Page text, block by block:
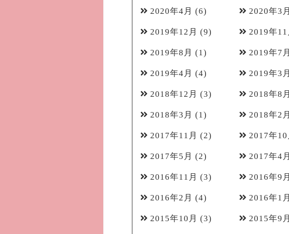
2020年4月 (6) 2020年3月
2019年12月 (9) 2019年11
2019年8月 (1) 2019年7月
2019年4月 (4) 2019年3月
2018年12月 (3) 2018年8月
2018年3月 (1) 2018年2月
2017年11月 (2) 2017年10
2017年5月 (2) 2017年4月
2016年11月 (3) 2016年9月
2016年2月 (4) 2016年1月
2015年10月 (3) 2015年9月